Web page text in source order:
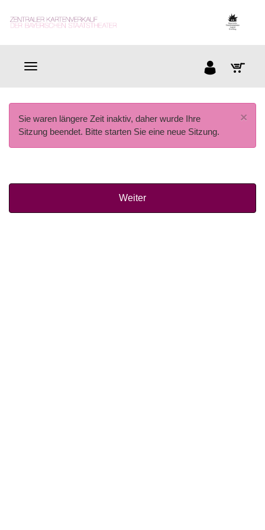
×
Sie waren längere Zeit inaktiv, daher wurde Ihre
Sitzung beendet. Bitte starten Sie eine neue Sitzung.
Weiter